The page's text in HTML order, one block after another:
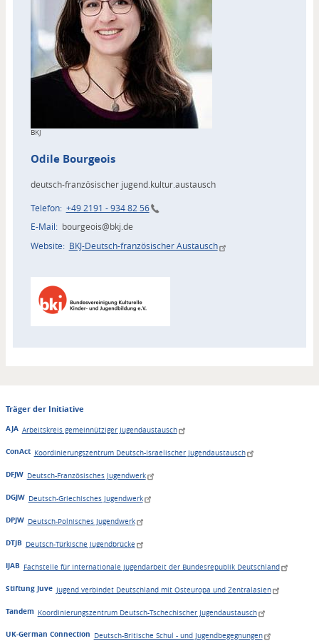
Copyright
BKJ
Odile Bourgeois
deutsch-französischer jugend.kultur.austausch
Telefon +49 2191 - 934 82 56
E-Mail
bourgeois@bkj.de
Website
BKJ-Deutsch-französischer Austausch
Akteur
Träger der Initiative
AJA Arbeitskreis gemeinnütziger Jugendaustausch
ConAct Koordinierungszentrum Deutsch-Israelischer Jugendaustausch
DFJW Deutsch-Französisches Jugendwerk
DGJW Deutsch-Griechisches Jugendwerk
DPJW Deutsch-Polnisches Jugendwerk
DTJB Deutsch-Türkische Jugendbrücke
IJAB Fachstelle für Internationale Jugendarbeit der Bundesrepublik Deutschland
Stiftung Juve Jugend verbindet Deutschland mit Osteuropa und Zentralasien
Tandem Koordinierungszentrum Deutsch-Tschechischer Jugendaustausch
UK-German Connection Deutsch-Britische Schul - und Jugendbegegnungen